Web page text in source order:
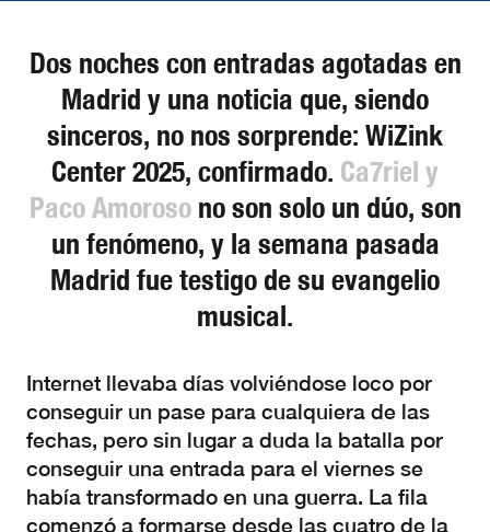
Dos noches con entradas agotadas en
Madrid y una noticia que, siendo
sinceros, no nos sorprende: WiZink
Center 2025, confirmado. Ca7riel y
Paco Amorosono son solo un dúo, son
un fenómeno, y la semana pasada
Madrid fue testigo de su evangelio
musical.
Internet llevaba días volviéndose loco por
conseguir un pase para cualquiera de las
fechas, pero sin lugar a duda la batalla por
conseguir una entrada para el viernes se
había transformado en una guerra. La fila
comenzó a formarse desde las cuatro de la